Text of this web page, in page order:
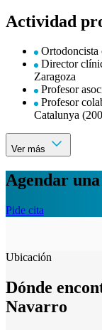
Actividad
Ortodoncista
Director
Zaragoza
Profesor
Profesor
Catalunya
Ver más
Agendar
Pide cita
Ubicación
Dónde
Navarro